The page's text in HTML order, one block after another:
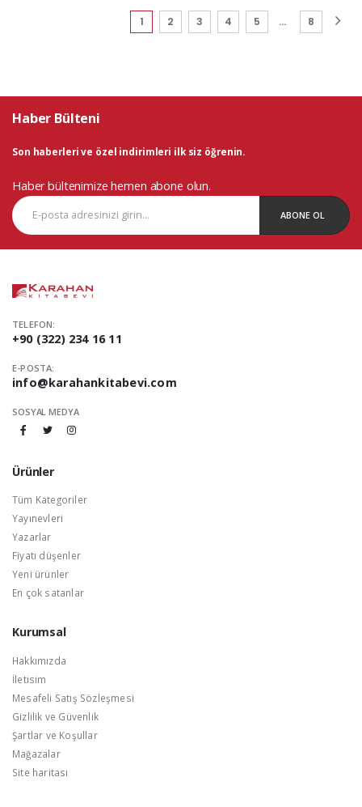
1(current)
2 3 4 5 ... 8
Haber Bülteni
Son haberleri ve özel indirimleri ilk siz öğrenin.
Haber bültenimize hemen abone olun.
ABONE OL
TELEFON:
+90 (322) 234 16 11
E-POSTA:
info@karahankitabevi.com
SOSYAL MEDYA
Ürünler
Tüm Kategoriler
Yayınevleri
Yazarlar
Fiyatı düşenler
Yeni ürünler
En çok satanlar
Kurumsal
Hakkımızda
İletisim
Mesafeli Satış Sözleşmesi
Gizlilik ve Güvenlik
Şartlar ve Koşullar
Mağazalar
Site haritası